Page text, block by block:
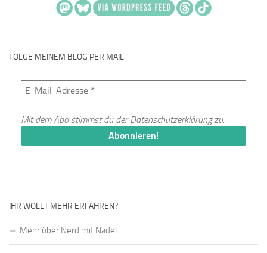
FOLGE MEINEM BLOG PER MAIL
Mit dem Abo stimmst du derDatenschutzerklärungzu.
IHR WOLLT MEHR ERFAHREN?
Mehr über Nerd mit Nadel